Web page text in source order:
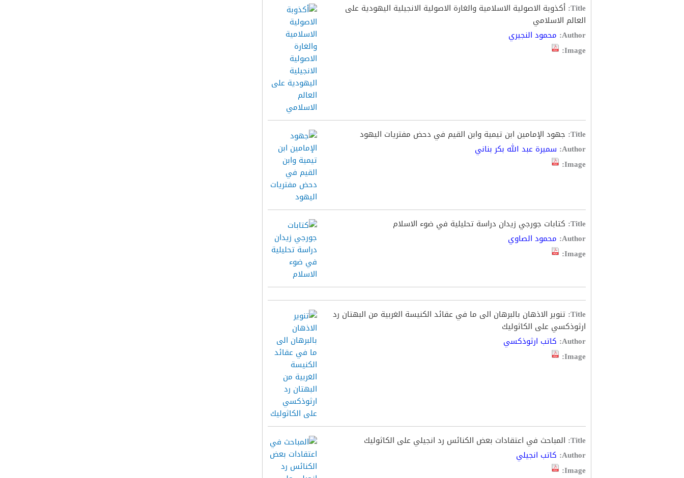
Title: أكذوبة الاصولية الاسلامية والغارة الاصولية الانجيلية اليهودية على
العالم الاسلامي
Author: محمود النجيري
Image:
Title: جهود الإمامين ابن تيمية وابن القيم في دحض مفتريات اليهود
Author: سميرة عبد الله بكر بناني
Image:
Title: كتابات جورجي زيدان دراسة تحليلية في ضوء الاسلام
Author: محمود الصاوي
Image:
Title: تنوير الاذهان بالبرهان الى ما في عقائد الكنيسة الغربية من البهتان رد
ارثوذكسي على الكاثوليك
Author: كاتب ارثوذكسي
Image:
Title: المباحث في اعتقادات بعض الكنائس رد انجيلي على الكاثوليك
Author: كاتب انجيلي
Image: